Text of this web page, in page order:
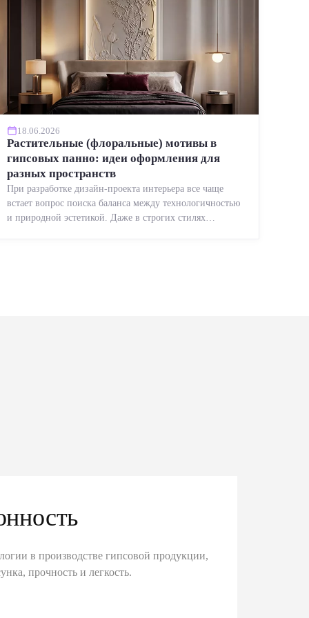
18.06.2026
Растительные (флоральные) мотивы в
гипсовых панно: идеи оформления для
разных пространств
При разработке дизайн-проекта интерьера все чаще
встает вопрос поиска баланса между технологичностью
и природной эстетикой. Даже в строгих стилях
в производстве гипсовой продукции,
прочность и легкость.